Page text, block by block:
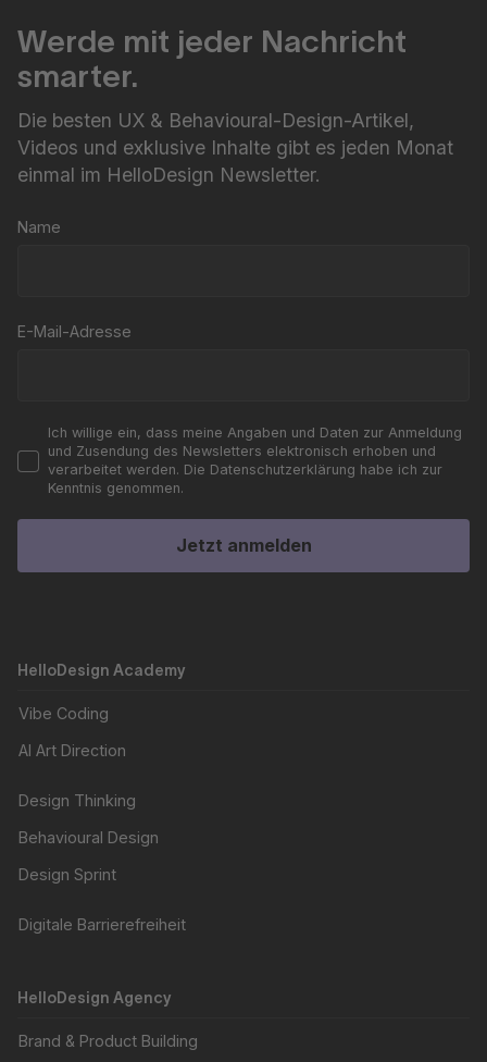
Werde mit jeder Nachricht
smarter.
Die besten UX & Behavioural-Design-Artikel,
Videos und exklusive Inhalte gibt es jeden Monat
einmal im HelloDesign Newsletter.
Name
E-Mail-Adresse
Ich willige ein, dass meine Angaben und Daten zur Anmeldung
und Zusendung des Newsletters elektronisch erhoben und
verarbeitet werden. Die Datenschutzerklärung habe ich zur
Kenntnis genommen.
Jetzt anmelden
HelloDesign Academy
Vibe Coding
AI Art Direction
Design Thinking
Behavioural Design
Design Sprint
Digitale Barrierefreiheit
HelloDesign Agency
Brand & Product Building